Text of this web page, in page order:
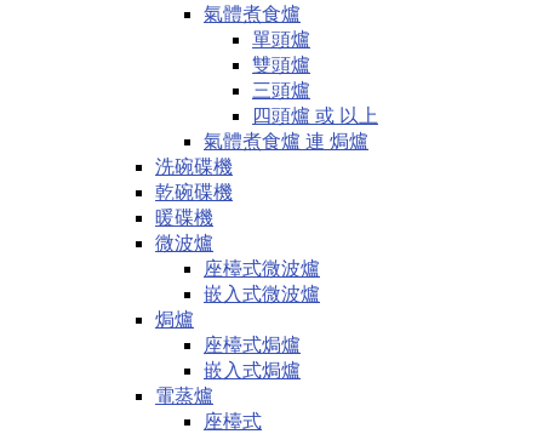
氣體煮食爐
單頭爐
雙頭爐
三頭爐
四頭爐 或 以上
氣體煮食爐 連 焗爐
洗碗碟機
乾碗碟機
暖碟機
微波爐
座檯式微波爐
嵌入式微波爐
焗爐
座檯式焗爐
嵌入式焗爐
電蒸爐
座檯式